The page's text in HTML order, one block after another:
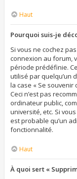
Haut
Pourquoi suis-je
Si vous ne cochez
connexion au forum,
période prédéfinie.
utilisé par quelqu’un
la case « Se souvenir
Ceci n’est pas
ordinateur public,
université, etc. Si
est probable qu’un
fonctionnalité.
Haut
À quoi sert «